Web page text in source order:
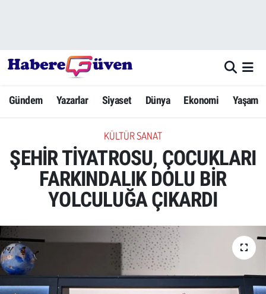
Gündem Yazarlar Siyaset Dünya Ekonomi Yaşam
KÜLTÜR SANAT
ŞEHİR TİYATROSU, ÇOCUKLARI
FARKINDALIK DOLU BİR
YOLCULUĞA ÇIKARDI
Yazarlar
Dünya
Ekonomi
Yaşam
Yerel Haberler
Eğitim
Sağlık
Hava Durumu
Trafik Durumu
Süper Lig Puan Durumu ve Fikstür
Tüm Manşetler
Son Dakika Haberleri
Haber Arşivi